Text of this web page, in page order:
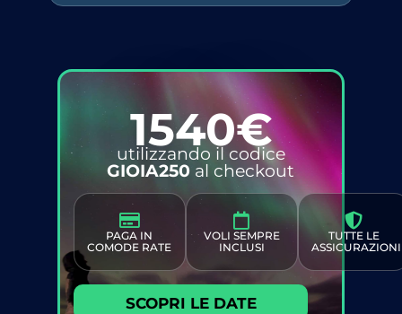
1540€
utilizzando il codice
GIOIA250 al checkout
PAGA IN
COMODE RATE
VOLI SEMPRE
INCLUSI
TUTTE LE
ASSICURAZIONI
SCOPRI LE DATE